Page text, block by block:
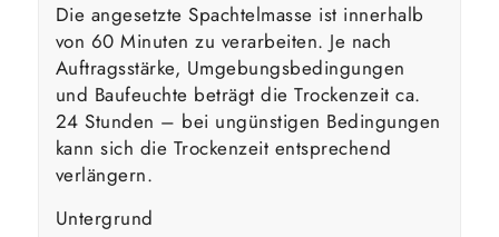
Die angesetzte Spachtelmasse ist innerhalb
von 60 Minuten zu verarbeiten. Je nach
Auftragsstärke, Umgebungsbedingungen
und Baufeuchte beträgt die Trockenzeit ca.
24 Stunden – bei ungünstigen Bedingungen
kann sich die Trockenzeit entsprechend
verlängern.
Untergrund